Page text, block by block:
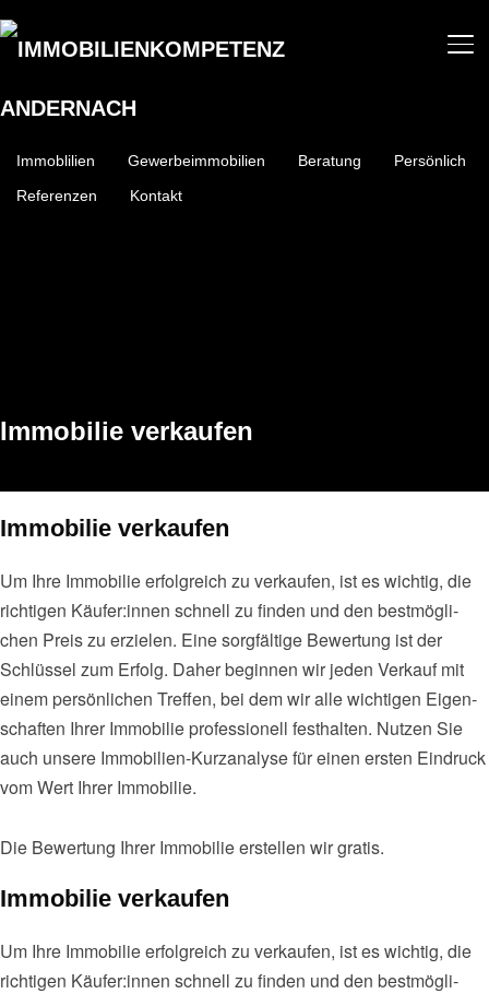
Immoblilien Gewerbeimmobilien Beratung
Persönlich
Referenzen
Kontakt
Immobilie verkaufen
Immobilie verkaufen
Um Ihre Immo­bi­lie erfolg­reich zu ver­kau­fen, ist es wich­tig, die
rich­ti­gen Käufer:innen schnell zu fin­den und den best­mög­li­
chen Preis zu erzie­len. Eine sorg­fäl­ti­ge Bewer­tung ist der
Schlüs­sel zum Erfolg. Daher begin­nen wir jeden Ver­kauf mit
einem per­sön­li­chen Tref­fen, bei dem wir alle wich­ti­gen Eigen­
schaf­ten Ihrer Immo­bi­lie pro­fes­sio­nell fest­hal­ten. Nut­zen Sie
auch unse­re Immo­bi­li­en-Kurz­ana­ly­se für einen ers­ten Ein­druck
vom Wert Ihrer Immo­bi­lie.
Die Bewer­tung Ihrer Immo­bi­lie erstel­len wir gra­tis.
Immobilie verkaufen
Um Ihre Immo­bi­lie erfolg­reich zu ver­kau­fen, ist es wich­tig, die
rich­ti­gen Käufer:innen schnell zu fin­den und den best­mög­li­